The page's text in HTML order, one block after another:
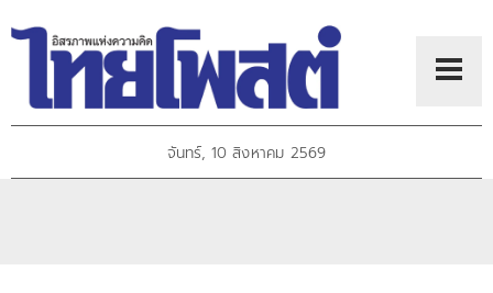
จันทร์, 10 สิงหาคม 2569